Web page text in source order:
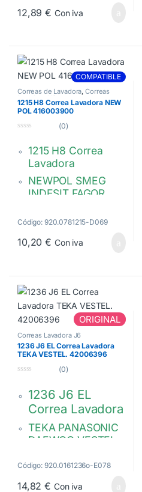
1190 PJ
49050977
81883037
81884017
12,89€ Con iva
COMPATIBLE
Correas de Lavadora,Correas
Lavadora H8
1215 H8 Correa Lavadora NEW
POL 416003900
e
(0)
1215 H8 Correa
Lavadora
NEWPOL SMEG
INDESIT FAGOR
ARISTON ASPES
CREDA
Hutchinson Poly V.
651009070
41023284
751610077
416003900
651009070
Código: 920.0781215-D069
10,20€ Con iva
ORIGINAL
Correas Lavadora J6
1236 J6 EL Correa Lavadora
TEKA VESTEL. 42006396
e
5
(0)
1236 J6 EL
Correa Lavadora
TEKA PANASONIC
DAEWOO VESTEL
42006396
Código: 920.0161236o-E078
14,82€ Con iva